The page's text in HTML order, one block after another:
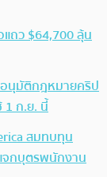
ถว $64,700 ลุ้น
นุมัติกฎหมายคริป
1 ก.ย. นี้
สมทบทุน
กบุตรพนักงาน